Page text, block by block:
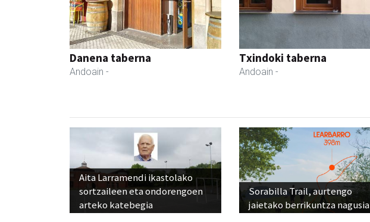
Danena taberna
Andoain -
Txindoki taberna
Andoain -
Aita Larramendi ikastolako
sortzaileen eta ondorengoen
arteko katebegia
Sorabilla Trail, aurtengo
jaietako berrikuntza nagusia